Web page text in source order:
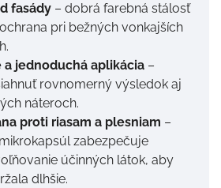
fasády – dobrá farebná stálosť
pri bežných vonkajších
a jednoduchá aplikácia –
rovnomerný výsledok aj
náteroch.
proti riasam a plesniam –
zabezpečuje
účinných látok, aby
dlhšie.